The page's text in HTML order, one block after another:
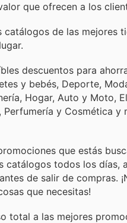
que ofrecen a los
catálogos de las mejores
descuentos para
y bebés, Deporte,
Hogar, Auto y Moto,
Perfumería y Cosmética y
que estás
catálogos todos los días,
antes de salir de compras.
que necesitas!
total a las mejores